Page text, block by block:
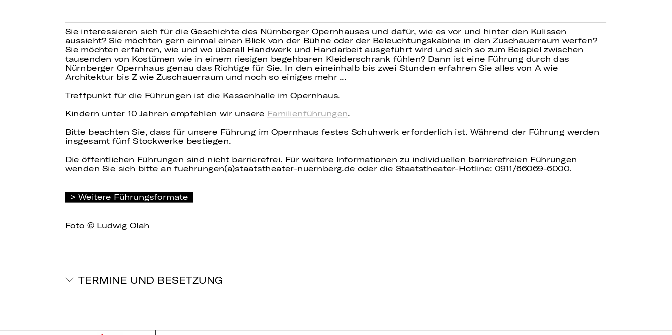
Sie interessieren sich für die Geschichte des Nürnberger Opernhauses und dafür, wie es vor und hinter den Kulissen
aussieht? Sie möchten gern einmal einen Blick von der Bühne oder der Beleuchtungskabine in den Zuschauerraum werfen?
Sie möchten erfahren, wie und wo überall Handwerk und Handarbeit ausgeführt wird und sich so zum Beispiel zwischen
tausenden von Kostümen wie in einem riesigen begehbaren Kleiderschrank fühlen? Dann ist eine Führung durch das
Nürnberger Opernhaus genau das Richtige für Sie. In den eineinhalb bis zwei Stunden erfahren Sie alles von A wie
Architektur bis Z wie Zuschauerraum und noch so einiges mehr ...
Treffpunkt für die Führungen ist die Kassenhalle im Opernhaus.
Kindern unter 10 Jahren empfehlen wir unsere Familienführungen.
Bitte beachten Sie, dass für unsere Führung im Opernhaus festes Schuhwerk erforderlich ist. Während der Führung werden
insgesamt fünf Stockwerke bestiegen.
Die öffentlichen Führungen sind nicht barrierefrei. Für weitere Informationen zu individuellen barrierefreien Führungen
wenden Sie sich bitte an fuehrungen(a)staatstheater-nuernberg.de oder die Staatstheater-Hotline: 0911/66069-6000.
Weitere Führungsformate
Foto © Ludwig Olah
TERMINE UND BESETZUNG